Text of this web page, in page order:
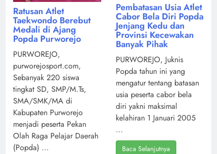
Ratusan Atlet
Taekwondo Berebut
Medali di Ajang
Popda Purworejo
PURWOREJO,
purworejosport.com,
Sebanyak 220 siswa
tingkat SD, SMP/M.Ts,
SMA/SMK/MA di
Kabupaten Purworejo
menjadi peserta Pekan
Olah Raga Pelajar Daerah
(Popda) ...
Pembatasan Usia Atlet
Cabor Bela Diri Popda
Jenjang Kedu dan
Provinsi Kecewakan
Banyak Pihak
PURWOREJO, Juknis
Popda tahun ini yang
mengatur tentang batasan
usia peserta cabor bela
diri yakni maksimal
kelahiran 1 Januari 2005
...
Baca Selanjutnya